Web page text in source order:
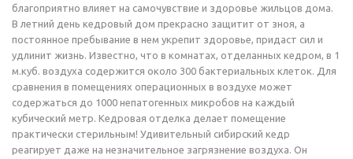
благоприятно влияет на самочувствие и здоровье жильцов дома.
В летний день кедровый дом прекрасно защитит от зноя, а
постоянное пребывание в нем укрепит здоровье, придаст сил и
удлинит жизнь. Известно, что в комнатах, отделанных кедром, в 1
м.куб. воздуха содержится около 300 бактериальных клеток. Для
сравнения в помещениях операционных в воздухе может
содержаться до 1000 непатогенных микробов на каждый
кубический метр. Кедровая отделка делает помещение
практически стерильным! Удивительный сибирский кедр
реагирует даже на незначительное загрязнение воздуха. Он